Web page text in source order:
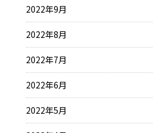
2022年9月
2022年8月
2022年7月
2022年6月
2022年5月